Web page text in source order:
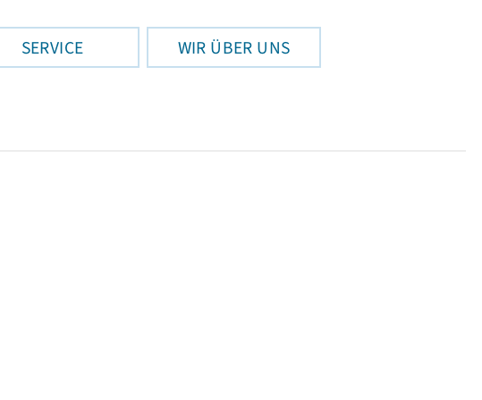
SERVICE WIR ÜBER UNS